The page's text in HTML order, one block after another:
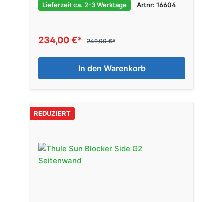
Lieferzeit ca. 2-3 Werktage Artnr: 16604
234,00 €* 249,00 €*
In den Warenkorb
REDUZIERT